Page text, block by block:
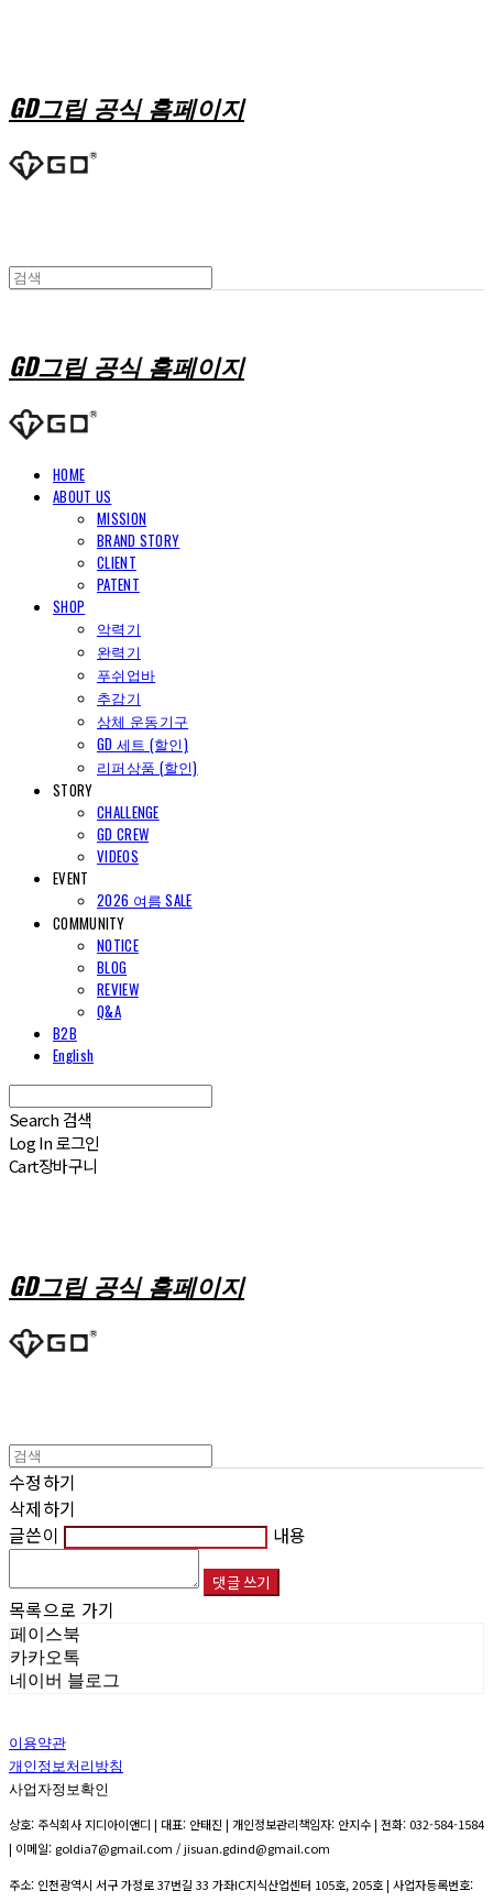
GD그립 공식 홈페이지
GD그립 공식 홈페이지
HOME
ABOUT US
MISSION
BRAND STORY
CLIENT
PATENT
SHOP
악력기
완력기
푸쉬업바
추감기
상체 운동기구
GD 세트 (할인)
리퍼상품 (할인)
STORY
CHALLENGE
GD CREW
VIDEOS
EVENT
2026 여름 SALE
COMMUNITY
NOTICE
BLOG
REVIEW
Q&A
B2B
English
Search 검색
Log In로그인
Cart장바구니
GD그립 공식 홈페이지
수정하기
삭제하기
글쓴이
내용
댓글 쓰기
목록으로 가기
페이스북
카카오톡
네이버 블로그
이용약관
개인정보처리방침
사업자정보확인
상호: 주식회사 지디아이앤디 | 대표: 안태진 | 개인정보관리책임자: 안지수 | 전화: 032-584-1584
| 이메일: goldia7@gmail.com / jisuan.gdind@gmail.com
주소: 인천광역시 서구 가정로 37번길 33 가좌IC지식산업센터 105호, 205호 | 사업자등록번호: